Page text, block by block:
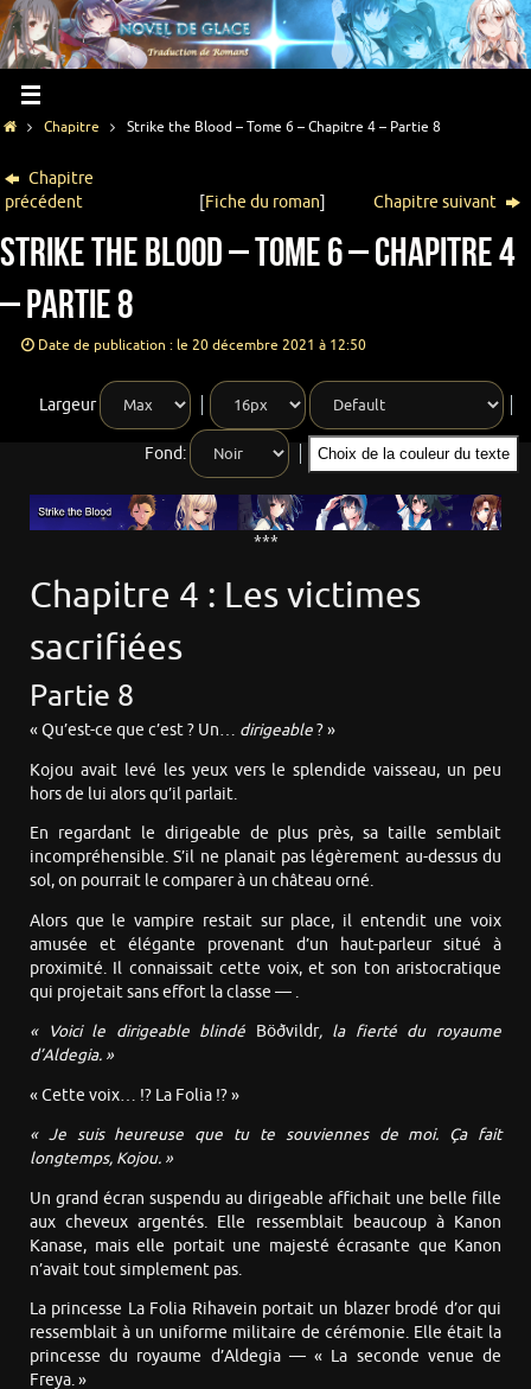
Chapitre Strike the Blood – Tome 6 – Chapitre 4 – Partie 8
Chapitre
précédent
[Fiche du roman] Chapitre suivant
Strike the Blood – Tome 6 – Chapitre 4
– Partie 8
Date de publication : le 20 décembre 2021 à 12:50
Largeur
Fond: Choix de la couleur du texte
***
Chapitre 4 : Les victimes
sacrifiées
Partie 8
« Qu’est-ce que c’est ? Un… dirigeable? »
Kojou avait levé les yeux vers le splendide vaisseau, un peu
hors de lui alors qu’il parlait.
En regardant le dirigeable de plus près, sa taille semblait
incompréhensible. S’il ne planait pas légèrement au-dessus du
sol, on pourrait le comparer à un château orné.
Alors que le vampire restait sur place, il entendit une voix
amusée et élégante provenant d’un haut-parleur situé à
proximité. Il connaissait cette voix, et son ton aristocratique
qui projetait sans effort la classe — .
« Voici le dirigeable blindé Böðvildr, la fierté du royaume
d’Aldegia. »
« Cette voix… !? La Folia !? »
« Je suis heureuse que tu te souviennes de moi. Ça fait
longtemps, Kojou. »
Un grand écran suspendu au dirigeable affichait une belle fille
aux cheveux argentés. Elle ressemblait beaucoup à Kanon
Kanase, mais elle portait une majesté écrasante que Kanon
n’avait tout simplement pas.
La princesse La Folia Rihavein portait un blazer brodé d’or qui
ressemblait à un uniforme militaire de cérémonie. Elle était la
princesse du royaume d’Aldegia — « La seconde venue de
Freya. »